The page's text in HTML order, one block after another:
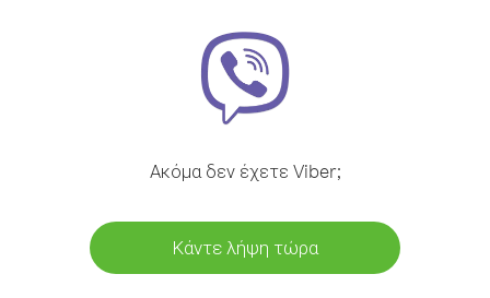
Ακόμα δεν έχετε Viber;
Κάντε λήψη τώρα